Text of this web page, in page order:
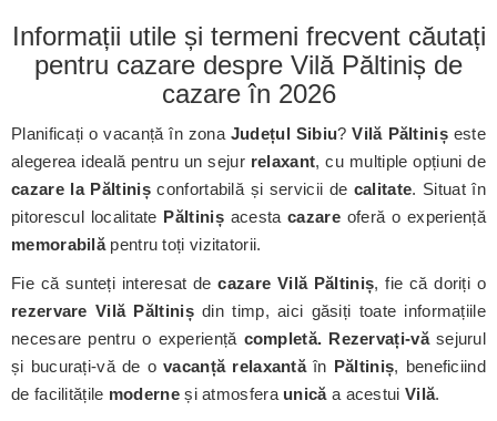
Informații utile și termeni frecvent căutați
pentru cazare despre Vilă Păltiniș de
cazare în 2026
Planificați o vacanță în zona Județul Sibiu?Vilă Păltinișeste
alegerea ideală pentru un sejur relaxant, cu multiple opțiuni de
cazare la Păltinișconfortabilă și servicii de calitate. Situat în
pitorescul localitate Păltinișacestacazareoferă o experiență
memorabilăpentru toți vizitatorii.
Fie că sunteți interesat decazare Vilă Păltiniș, fie că doriți o
rezervare Vilă Păltinișdin timp, aici găsiți toate informațiile
necesare pentru o experiență completă. Rezervați-văsejurul
și bucurați-vă de ovacanță relaxantăîn Păltiniș, beneficiind
de facilitățile moderneși atmosfera unicăa acestui Vilă.